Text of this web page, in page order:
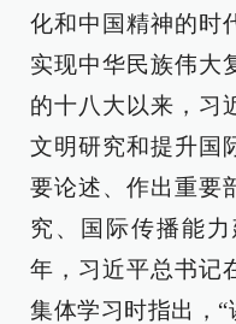
化和中国精神的时
实现中华民族伟大
的十八大以来，习
文明研究和提升国
要论述、作出重要
究、国际传播能
年，习近平总书记
集体学习时指出，